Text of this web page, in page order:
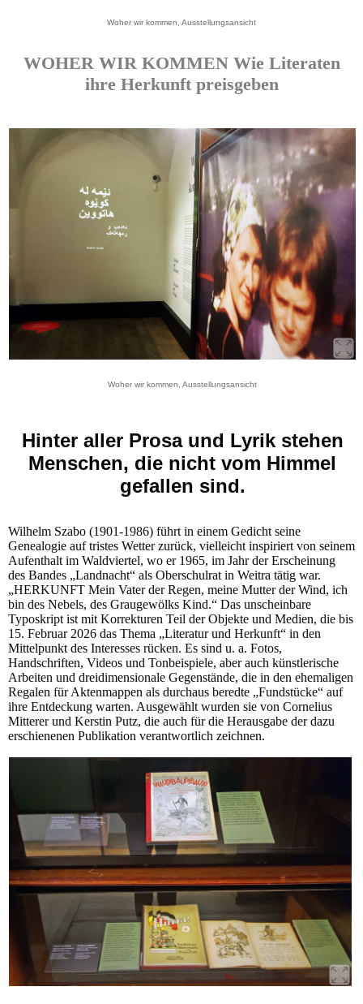
Woher wir kommen, Ausstellungsansicht
WOHER WIR KOMMEN Wie Literaten
ihre Herkunft preisgeben
Woher wir kommen, Ausstellungsansicht
Hinter aller Prosa und Lyrik stehen
Menschen, die nicht vom Himmel
gefallen sind.
Wilhelm Szabo (1901-1986) führt in einem Gedicht seine
Genealogie auf tristes Wetter zurück, vielleicht inspiriert von seinem
Aufenthalt im Waldviertel, wo er 1965, im Jahr der Erscheinung
des Bandes „Landnacht“ als Oberschulrat in Weitra tätig war.
„HERKUNFT Mein Vater der Regen, meine Mutter der Wind, ich
bin des Nebels, des Graugewölks Kind.“ Das unscheinbare
Typoskript ist mit Korrekturen Teil der Objekte und Medien, die bis
15. Februar 2026 das Thema „Literatur und Herkunft“ in den
Mittelpunkt des Interesses rücken. Es sind u. a. Fotos,
Handschriften, Videos und Tonbeispiele, aber auch künstlerische
Arbeiten und dreidimensionale Gegenstände, die in den ehemaligen
Regalen für Aktenmappen als durchaus beredte „Fundstücke“ auf
ihre Entdeckung warten. Ausgewählt wurden sie von Cornelius
Mitterer und Kerstin Putz, die auch für die Herausgabe der dazu
erschienenen Publikation verantwortlich zeichnen.